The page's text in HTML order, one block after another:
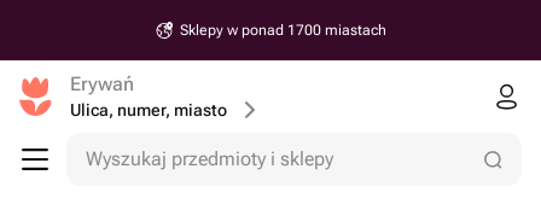
Sklepy w ponad 1700 miastach
Erywań
Ulica, numer, miasto
Wyszukaj przedmioty i sklepy